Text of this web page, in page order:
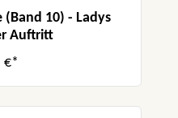
10) - Ladys
Auftritt
€*